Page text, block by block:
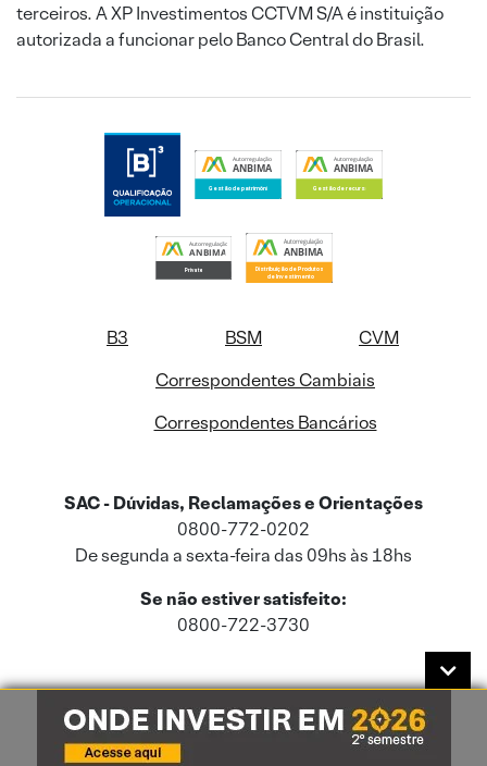
terceiros. A XP Investimentos CCTVM S/A é instituição
autorizada a funcionar pelo Banco Central do Brasil.
B3 BSM
CVM
Correspondentes Cambiais
Correspondentes Bancários
SAC - Dúvidas, Reclamações e Orientações
0800-772-0202
De segunda a sexta-feira das 09hs às 18hs
Se não estiver satisfeito:
0800-722-3730
Este site usa cookies e dados pessoais de acordo com a nossaPolítica de
Cookies
e a nossaPolítica de Privacidade.